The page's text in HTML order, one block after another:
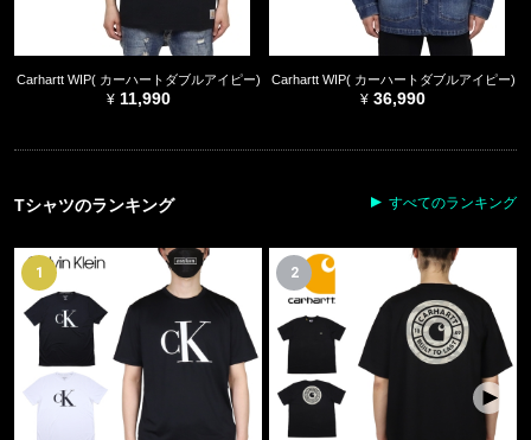
Carhartt WIP( カーハートダブルアイピー)
11,990
Carhartt WIP( カーハートダブルアイピー)
36,990
Tシャツのランキング すべてのランキング
1 2